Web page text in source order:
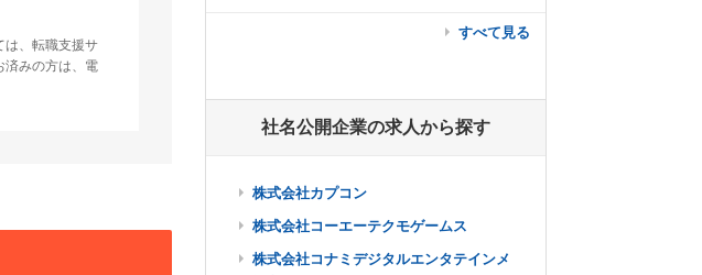
は、転職支援サ
済みの方は、電
すべて見る
社名公開企業の求人から探す
株式会社カプコン
株式会社コーエーテクモゲームス
株式会社コナミデジタルエンタテインメ